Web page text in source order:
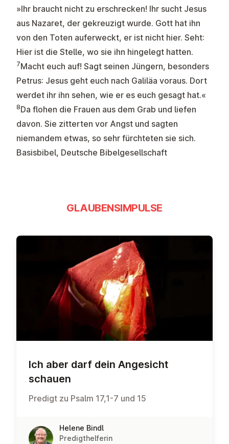
»Ihr braucht nicht zu erschrecken! Ihr sucht Jesus
aus Nazaret, der gekreuzigt wurde. Gott hat ihn
von den Toten auferweckt, er ist nicht hier. Seht:
Hier ist die Stelle, wo sie ihn hingelegt hatten.
7Macht euch auf! Sagt seinen Jüngern, besonders
Petrus: Jesus geht euch nach Galiläa voraus. Dort
werdet ihr ihn sehen, wie er es euch gesagt hat.«
8Da flohen die Frauen aus dem Grab und liefen
davon. Sie zitterten vor Angst und sagten
niemandem etwas, so sehr fürchteten sie sich.
Basisbibel, Deutsche Bibelgesellschaft
GLAUBENSIMPULSE
Ich aber darf dein Angesicht
schauen
Predigt zu Psalm 17,1-7 und 15
Helene Bindl
Predigthelferin